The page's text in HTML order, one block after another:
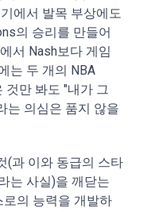
에서 발목 부상에도
의 승리를 만들어
서 Nash보다 게임
는 두 개의 NBA
것만 봐도 "내가 그
는 의심은 품지 않을
(과 이와 동급의 스타
는 사실)을 깨닫는
의 능력을 개발하